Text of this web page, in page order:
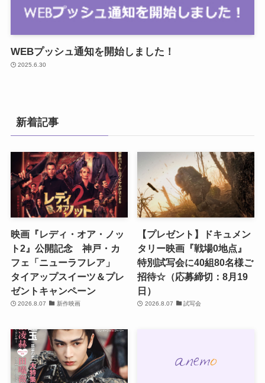
WEBプッシュ通知を開始しました！
2025.6.30
新着記事
映画『レディ・オア・ノッ
ト2』公開記念 神戸・カ
フェ「ニューラフレア」
タイアップスイーツ＆プレ
ゼントキャンペーン
2026.8.07 新作映画
【プレゼント】ドキュメン
タリー映画『戦場0地点』
特別試写会に40組80名様ご
招待☆（応募締切：8月19
日）
2026.8.07 試写会